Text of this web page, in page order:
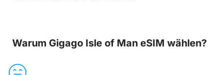
Warum Gigago Isle of Man eSIM wählen?